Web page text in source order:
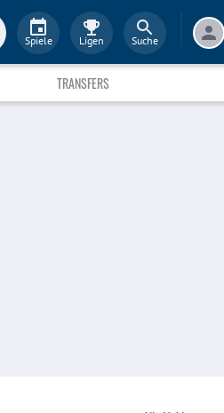
Spiele Ligen Suche
TRANSFERS